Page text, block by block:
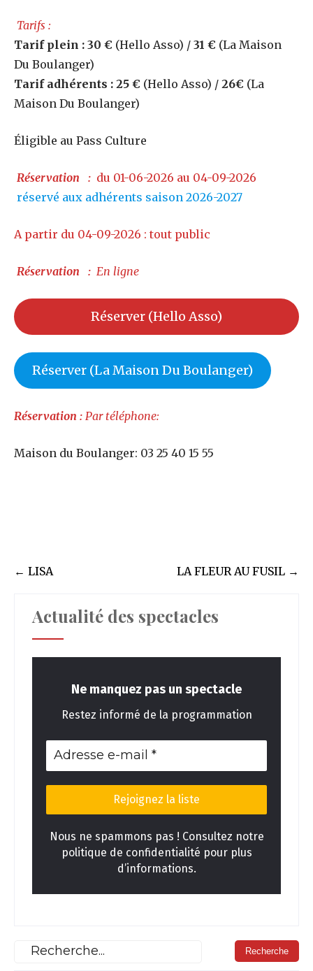
Tarifs :
Tarif plein : 30 € (Hello Asso) / 31 € (La Maison
Du Boulanger)
Tarif adhérents : 25 € (Hello Asso) / 26€ (La
Maison Du Boulanger)
Éligible au Pass Culture
Réservation : du 01-06-2026 au 04-09-2026
réservé aux adhérents saison 2026-2027
A partir du 04-09-2026 : tout public
Réservation : En ligne
Réserver (Hello Asso)
Réserver (La Maison Du Boulanger)
Réservation : Par téléphone:
Maison du Boulanger: 03 25 40 15 55
Post
← LISA LA FLEUR AU FUSIL →
Actualité des spectacles
Ne manquez pas un spectacle
Restez informé de la programmation
Nous ne spammons pas ! Consultez notre
politique de confidentialité pour plus
d’informations.